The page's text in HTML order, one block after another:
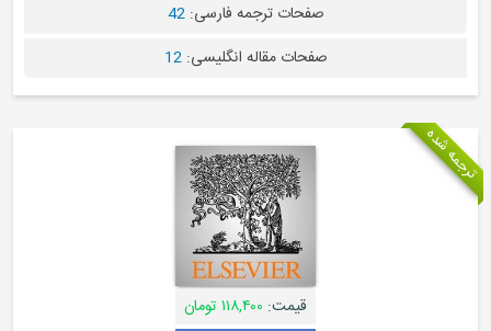
صفحات ترجمه فارسی:42
صفحات مقاله انگلیسی:12
۱۱۸,۴۰۰ تومان